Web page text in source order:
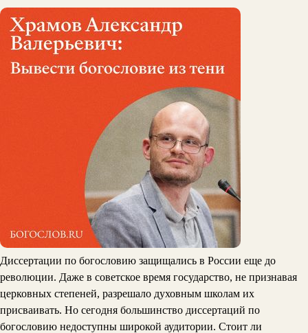
Диссертации по богословию защищались в России еще до
революции. Даже в советское время государство, не признавая
церковных степеней, разрешало духовным школам их
присваивать. Но сегодня большинство диссертаций по
богословию недоступны широкой аудитории. Стоит ли